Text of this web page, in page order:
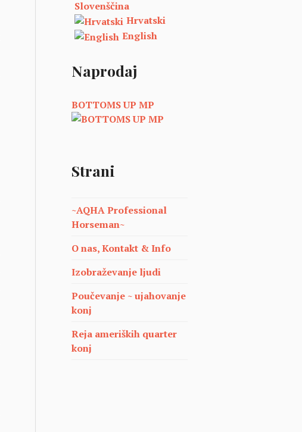
Slovenščina
Hrvatski
English
Naprodaj
BOTTOMS UP MP
Strani
~AQHA Professional
Horseman~
O nas, Kontakt & Info
Izobraževanje ljudi
Poučevanje ~ ujahovanje
konj
Reja ameriških quarter
konj